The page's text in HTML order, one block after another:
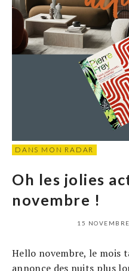
DANS MON RADAR
Oh les jolies
novembre !
15 NOVEMBRE
Hello novembre, le mois
annonce des nuits plus